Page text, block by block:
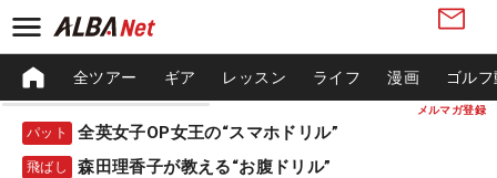
メルマガ登録
全ツアー ギア レッスン ライフ 漫画 ゴル
パット 全英女子OP女王の“スマホドリル”
飛ばし 森田理香子が教える“お腹ドリル”